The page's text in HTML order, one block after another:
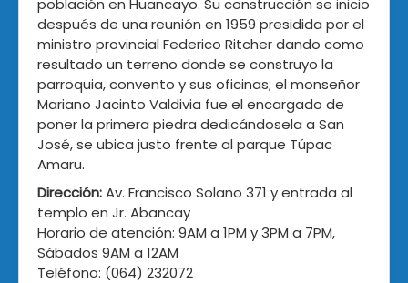
después de una reunión en 1959 presidida por el
ministro provincial Federico Ritcher dando como
resultado un terreno donde se construyo la
parroquia, convento y sus oficinas; el monseñor
Mariano Jacinto Valdivia fue el encargado de
poner la primera piedra dedicándosela a San
José, se ubica justo frente al parque Túpac
Amaru.
Dirección:Av. Francisco Solano 371 y entrada al
templo en Jr. Abancay
Horario de atención: 9AM a 1PM y 3PM a 7PM,
Sábados 9AM a 12AM
Teléfono: (064) 232072